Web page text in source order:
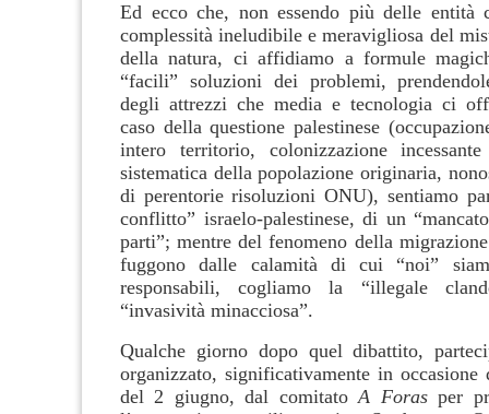
Ed ecco che, non essendo più delle entità
complessità ineludibile e meravigliosa del
della natura, ci affidiamo a formule
“facili” soluzioni dei problemi,
degli attrezzi che media e tecnologia ci
caso della questione palestinese
intero territorio, colonizzazione
sistematica della popolazione originaria,
di perentorie risoluzioni ONU), sentiamo
conflitto” israelo-palestinese, di un
parti”; mentre del fenomeno della
fuggono dalle calamità di cui “noi”
responsabili, cogliamo la “illegale
“invasività minacciosa”.
Qualche giorno dopo quel dibattito,
organizzato, significativamente in occasione
del 2 giugno, dal comitatoA Forasper